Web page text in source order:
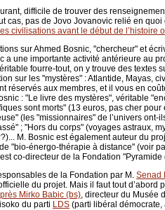
difficile de trouver des
cas, pas de Jovo Jovanovic relié en
civilisations avant le début de l’histoire
sur Ahmed Bosnic, "chercheur" et
a une importante activité antérieure au
fourre-tout, on y trouve des
sur les "mystères" : Atlantide, Mayas,
réservés aux membres, et il vous en
: "Le livre des mystères", véritable
sont morts" (13 euros, pas cher
(les "missionnaires" de l’univers
; "Hors du corps" (voyages astraux,
M. Bosnic est également auteur du
"bio-énergo-thérapie à distance" (voir
co-directeur de la Fondation
de la Fondation par M. Senad
du projet. Mais il faut tout
Mirko Babic (bs), directeur du Musée
du parti LDS (parti libéral